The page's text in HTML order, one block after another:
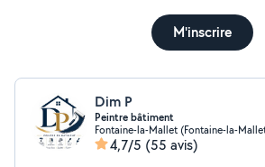
M'inscrire
Dim P
Peintre bâtiment
Fontaine-la-Mallet (Fontaine-la-
4,7/5 (55 avis)